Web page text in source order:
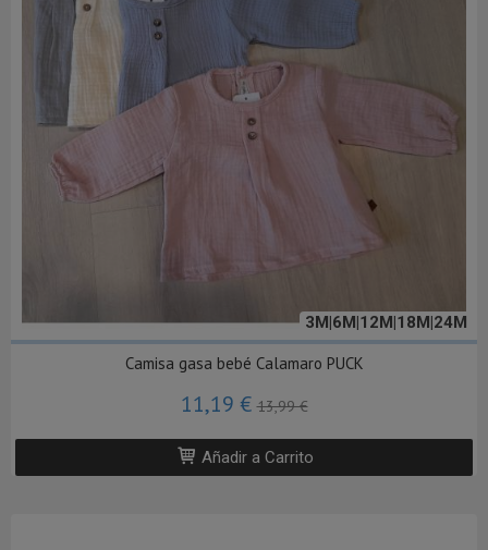
3M|6M|12M|18M|24M
Camisa gasa bebé Calamaro PUCK
11,19 €13,99 €
Añadir a Carrito